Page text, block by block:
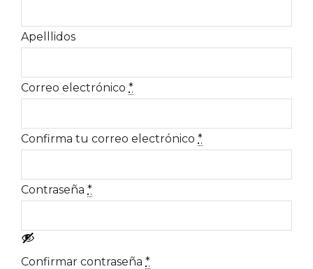
Apelllidos
Correo electrónico *
Confirma tu correo electrónico *
Contraseña *
Confirmar contraseña *